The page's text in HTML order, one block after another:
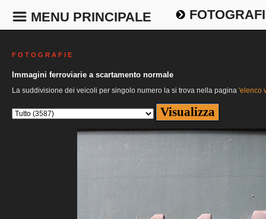
MENU PRINCIPALE
F O T O G R A F I E
Immagini ferroviarie a scartamento normale
La suddivisione dei veicoli per singolo numero la si trova nella pagina 'elenco